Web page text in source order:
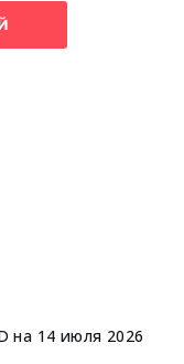
на 14 июля 2026